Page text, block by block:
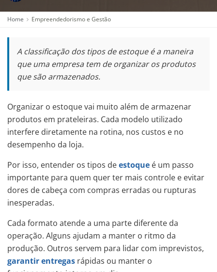
Home Empreendedorismo e Gestão
A classificação dos tipos de estoque é a maneira
que uma empresa tem de organizar os produtos
que são armazenados.
Organizar o estoque vai muito além de armazenar
produtos em prateleiras. Cada modelo utilizado
interfere diretamente na rotina, nos custos e no
desempenho da loja.
Por isso, entender os tipos deestoque é um passo
importante para quem quer ter mais controle e evitar
dores de cabeça com compras erradas ou rupturas
inesperadas.
Cada formato atende a uma parte diferente da
operação. Alguns ajudam a manter o ritmo da
produção. Outros servem para lidar com imprevistos,
garantir entregas rápidas ou manter o